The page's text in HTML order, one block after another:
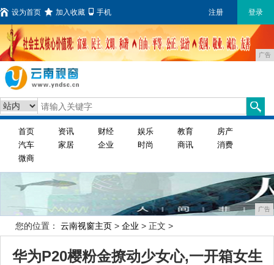
设为首页 加入收藏 手机 注册 登录
广告
首页 资讯 财经 娱乐 教育
房产
汽车
家居 企业 时尚 商讯
消费
微商
广告
您的位置： 云南视窗主页 > 企业 > 正文 >
华为P20樱粉金撩动少女心,一开箱女生